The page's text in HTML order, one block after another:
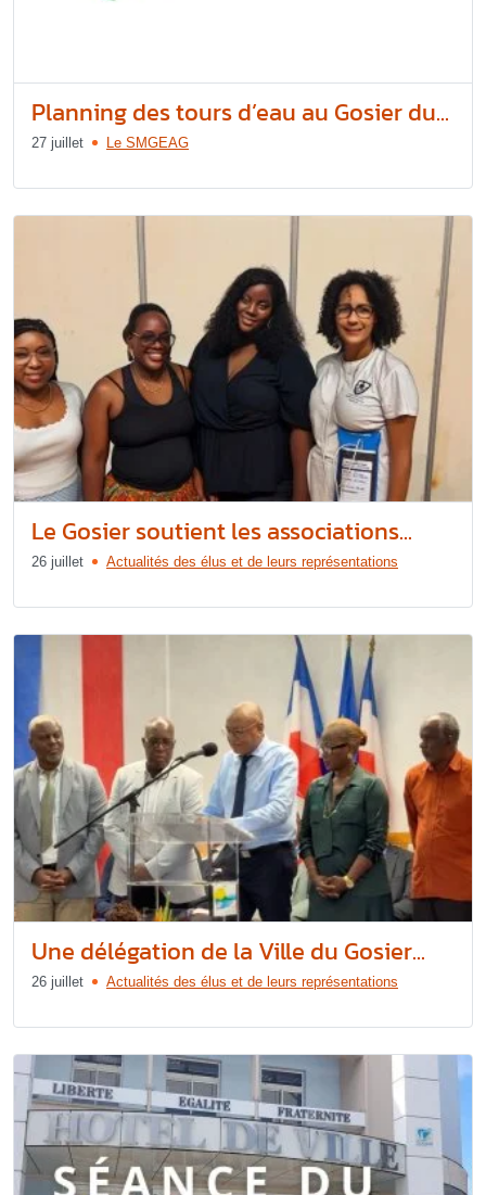
Planning des tours d’eau au Gosier du...
27 juillet Le SMGEAG
Le Gosier soutient les associations...
26 juillet Actualités des élus et de leurs représentations
Une délégation de la Ville du Gosier...
26 juillet Actualités des élus et de leurs représentations